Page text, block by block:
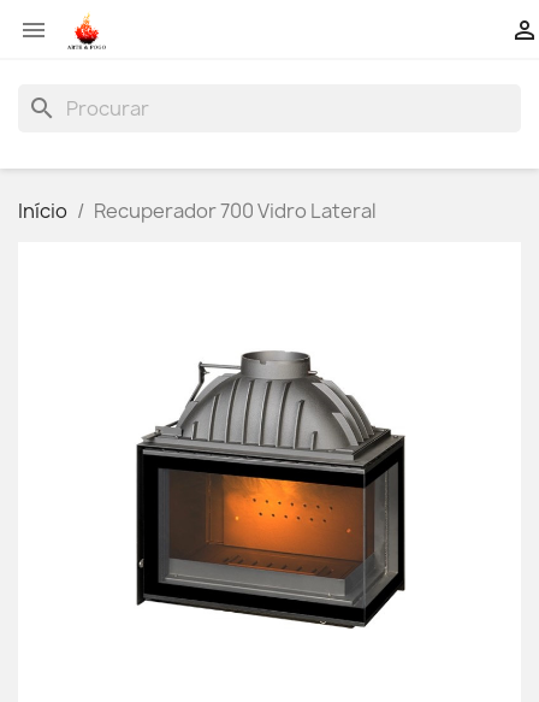
 
search
Início Recuperador 700 Vidro Lateral